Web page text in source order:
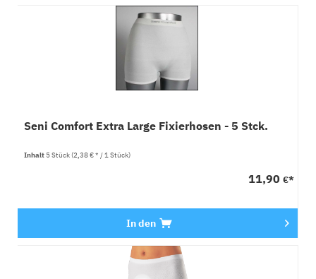
Seni Comfort Extra Large Fixierhosen - 5 Stck.
Inhalt 5 Stück(2,38 € * / 1 Stück)
11,90 €*
In den